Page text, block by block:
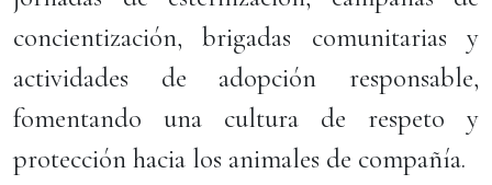
concientización, brigadas comunitarias y
actividades de adopción responsable,
fomentando una cultura de respeto y
protección hacia los animales de compañía.